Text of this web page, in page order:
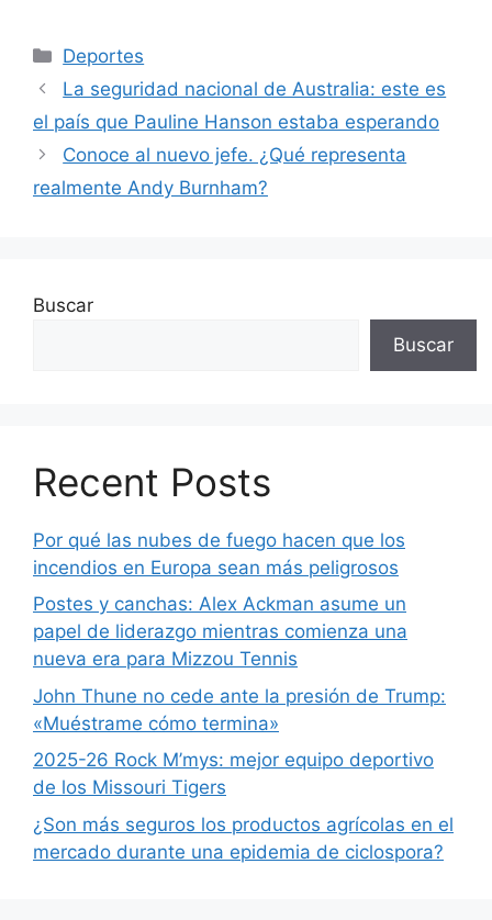
Categorías
Deportes
La seguridad nacional de Australia: este es
el país que Pauline Hanson estaba esperando
Conoce al nuevo jefe. ¿Qué representa
realmente Andy Burnham?
Buscar
Buscar
Recent Posts
Por qué las nubes de fuego hacen que los
incendios en Europa sean más peligrosos
Postes y canchas: Alex Ackman asume un
papel de liderazgo mientras comienza una
nueva era para Mizzou Tennis
John Thune no cede ante la presión de Trump:
«Muéstrame cómo termina»
2025-26 Rock M’mys: mejor equipo deportivo
de los Missouri Tigers
¿Son más seguros los productos agrícolas en el
mercado durante una epidemia de ciclospora?